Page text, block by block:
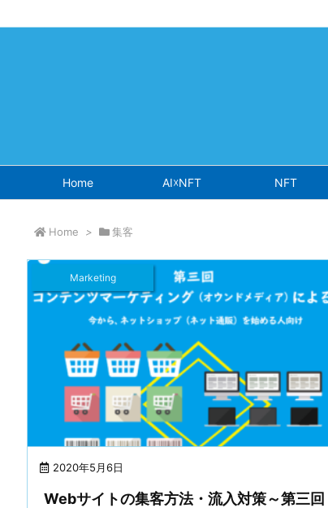
Home AI☓NFT NFT
Home > 集客
2020年5月6日
Marketing
Webサイトの集客方法・流入対策～第三回